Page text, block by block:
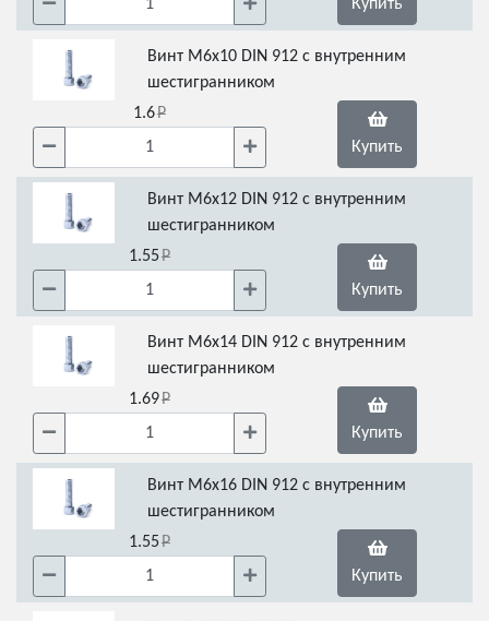
Купить
Винт М6х10 DIN 912 с внутренним
шестигранником
1.6
Купить
Винт М6х12 DIN 912 с внутренним
шестигранником
1.55
Купить
Винт М6х14 DIN 912 с внутренним
шестигранником
1.69
Купить
Винт М6х16 DIN 912 с внутренним
шестигранником
1.55
Купить